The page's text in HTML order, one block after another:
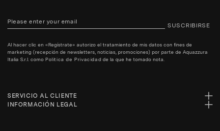
SUSCRIBIRSE
Al hacer clic en «Regístrate» autorizo el tratamiento de mis datos con fines de
marketing (recepción de newsletters, noticias, promociones) por parte de Aquazzura
Italia S.r.l. como Politica de Privacidad de la que he tomado nota.
SERVICIO AL CLIENTE
INFORMACIÓN LEGAL